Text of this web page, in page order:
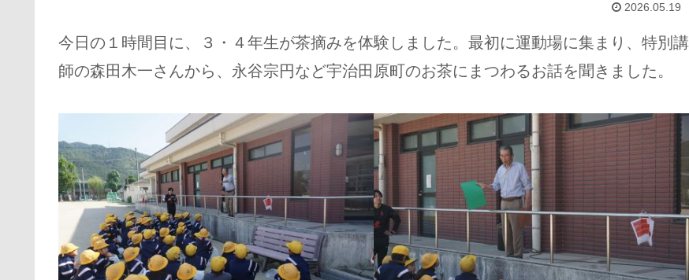
2026.05.19
今日の１時間目に、３・４年生が茶摘みを体験しました。最初に運動場に集まり、特別講
師の森田木一さんから、永谷宗円など宇治田原町のお茶にまつわるお話を聞きました。